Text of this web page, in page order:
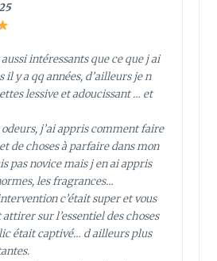
intéressants que ce que j ai
il y a qq années, d’ailleurs je n
lessive et adoucissant … et
j’ai appris comment faire
de choses à parfaire dans mon
pas novice mais j en ai appris
les fragrances…
c’était super et vous
sur l’essentiel des choses
était captivé… d ailleurs plus